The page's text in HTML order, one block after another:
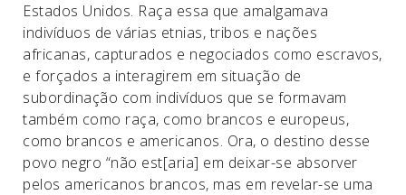
Estados Unidos. Raça essa que amalgamava
indivíduos de várias etnias, tribos e nações
africanas, capturados e negociados como escravos,
e forçados a interagirem em situação de
subordinação com indivíduos que se formavam
também como raça, como brancos e europeus,
como brancos e americanos. Ora, o destino desse
povo negro “não est[aria] em deixar-se absorver
pelos americanos brancos, mas em revelar-se uma